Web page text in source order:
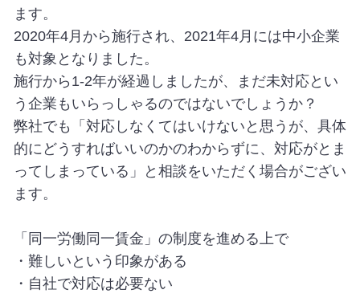
ます。
2020年4月から施行され、2021年4月には中小企業
も対象となりました。
施行から1-2年が経過しましたが、まだ未対応とい
う企業もいらっしゃるのではないでしょうか？
弊社でも「対応しなくてはいけないと思うが、具体
的にどうすればいいのかのわからずに、対応がとま
ってしまっている」と相談をいただく場合がござい
ます。
「同一労働同一賃金」の制度を進める上で
・難しいという印象がある
・自社で対応は必要ない